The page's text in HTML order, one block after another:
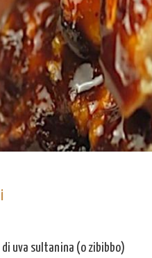
di uva sultanina (o zibibbo)